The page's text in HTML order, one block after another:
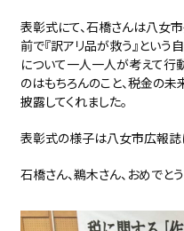
表彰式にて、石橋さんは八女
前で『訳アリ品が救う』という
について一人一人が考えて行
のはもちろんのこと、税金の
披露してくれました。
表彰式の様子は八女市広報誌
石橋さん、鵜木さん、おめでと